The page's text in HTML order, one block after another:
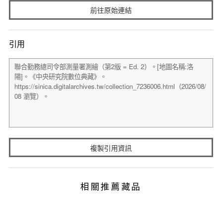
前往原始連結
引用
複製引用資訊
相關推薦藏品